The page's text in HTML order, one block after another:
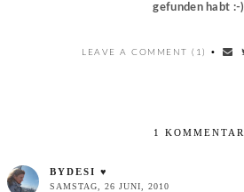
gefunden habt :-)
LEAVE A COMMENT (1) •
1 KOMMENTAR
BYDESI ♥
SAMSTAG, 26 JUNI, 2010